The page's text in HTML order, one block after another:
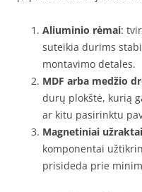
Aliuminio rėmai:
suteikia durims
montavimo detales.
MDF arba medžio
durų plokštė, kurią
ar kitu pasirinktu
Magnetiniai
komponentai
prisideda prie